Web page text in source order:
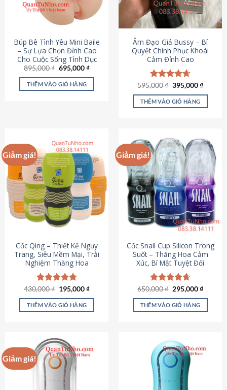
chọn
thể
chọn
trên
trang
sản
phẩm
Búp Bê Tình Yêu Mini Baile
– Sự Lựa Chọn Đỉnh Cao
Cho Cuộc Sống Tình Dục
895,000₫ Giá
là:
895,000 ₫.
695,000₫Giá
tại
THÊM VÀO GIỎ HÀNG
Âm Đạo Giả Bussy – Bí
Quyết Chinh Phục Khoái
Cảm Đỉnh Cao
Được xếp
hạng4.64
5 sao
595,000₫ Giá
là:
595,000 ₫.
395,000₫Giá
tại
THÊM VÀO GIỎ HÀNG
Giảm giá!
Cốc Qing – Thiết Kế Ngụy
Trang, Siêu Mềm Mại, Trải
Nghiệm Thăng Hoa
Được xếp
hạng4.78
5 sao
430,000₫ Giá
là:
430,000 ₫.
195,000₫Giá
tại
THÊM VÀO GIỎ HÀNG
Giảm giá!
Cốc Snail Cup Silicon Trong
Suốt – Thăng Hoa Cảm
Xúc, Bí Mật Tuyệt Đối
Được xếp
hạng4.69
5 sao
650,000₫ Giá
là:
650,000 ₫.
295,000₫Giá
tại
THÊM VÀO GIỎ HÀNG
Giảm giá!